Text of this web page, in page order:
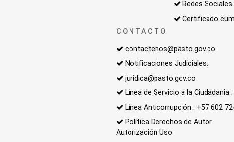
Redes Sociales
Certificado
CONTACTO
contactenos@pasto.gov.co
Notificaciones Judiciales:
juridica@pasto.gov.co
Línea de Servicio a la Ciudadania
Línea Anticorrupción : +57 602
Política Derechos de Autor
Autorización Uso